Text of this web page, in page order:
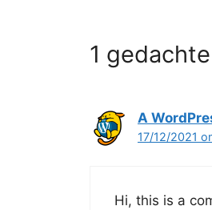
1
A
17/12/2021
Hi, this is a